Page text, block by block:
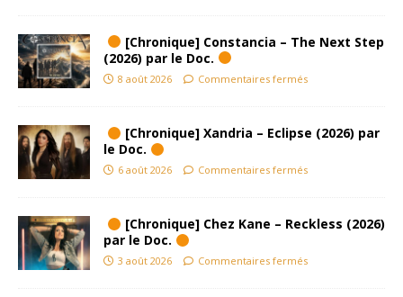
[Chronique] Constancia – The Next Step
(2026) par le Doc.
8 août 2026 Commentaires fermés
[Chronique] Xandria – Eclipse (2026) par
le Doc.
6 août 2026 Commentaires fermés
[Chronique] Chez Kane – Reckless (2026)
par le Doc.
3 août 2026 Commentaires fermés